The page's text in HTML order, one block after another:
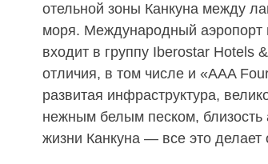
отельной зоны Канкуна между
моря. Международный аэропорт
входит в группу Iberostar Hotels
отличия, в том числе и «AAA
развитая инфраструктура,
нежным белым песком, близость
жизни Канкуна — все это